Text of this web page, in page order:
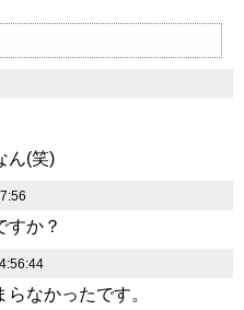
ん(笑)
すか？
なかったです。